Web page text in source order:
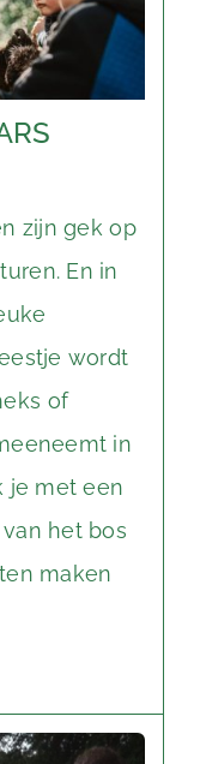
zijn gek op
En in
wordt
of
in
je met een
het bos
maken